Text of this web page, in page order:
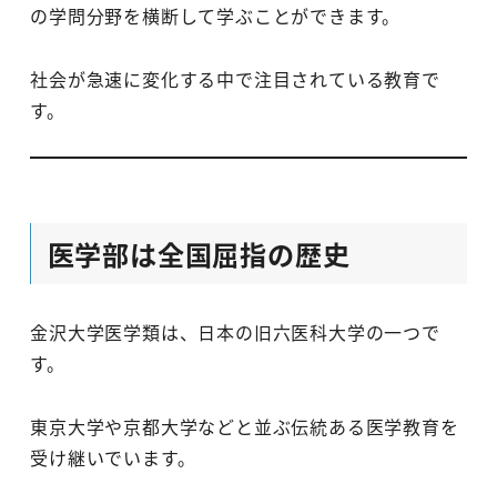
の学問分野を横断して学ぶことができます。
社会が急速に変化する中で注目されている教育で
す。
医学部は全国屈指の歴史
金沢大学医学類は、日本の旧六医科大学の一つで
す。
東京大学や京都大学などと並ぶ伝統ある医学教育を
受け継いでいます。